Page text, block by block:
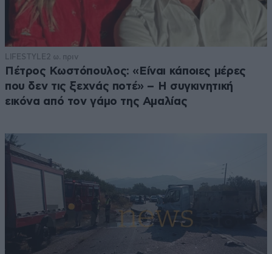
LIFESTYLE 2 ω. πριν
Πέτρος Κωστόπουλος: «Είναι κάποιες μέρες
που δεν τις ξεχνάς ποτέ» – Η συγκινητική
εικόνα από τον γάμο της Αμαλίας